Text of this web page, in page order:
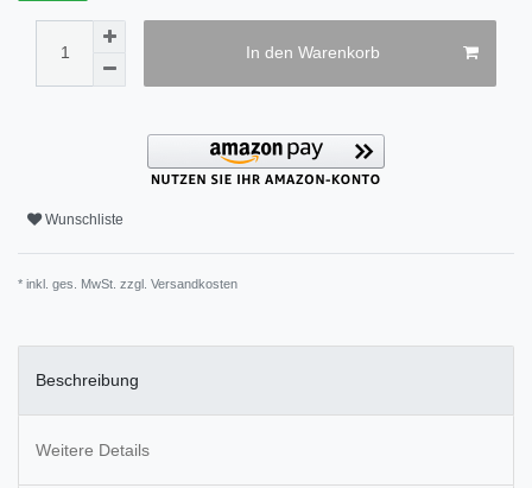
In den Warenkorb
Wunschliste
* inkl. ges. MwSt. zzgl. Versandkosten
Beschreibung
Weitere Details